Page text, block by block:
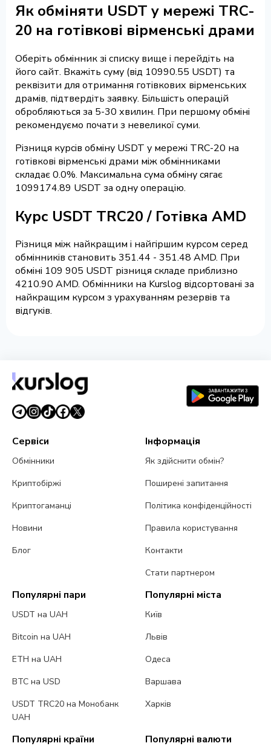
Як обміняти USDT у мережі TRC-
20 на готівкові вірменські драми
Оберіть обмінник зі списку вище і перейдіть на
його сайт. Вкажіть суму (від 10990.55 USDT) та
реквізити для отримання готівкових вірменських
драмів, підтвердіть заявку. Більшість операцій
обробляються за 5-30 хвилин. При першому обміні
рекомендуємо почати з невеликої суми.
Різниця курсів обміну USDT у мережі TRC-20 на
готівкові вірменські драми між обмінниками
складає 0.0%. Максимальна сума обміну сягає
1099174.89 USDT за одну операцію.
Курс USDT TRC20 / Готівка AMD
Різниця між найкращим і найгіршим курсом серед
обмінників становить 351.44 - 351.48 AMD. При
обміні 109 905 USDT різниця складе приблизно
4210.90 AMD. Обмінники на Kurslog відсортовані за
найкращим курсом з урахуванням резервів та
відгуків.
Сервіси
Обмінники
Криптобіржі
Криптогаманці
Новини
Блог
Інформація
Як здійснити обмін?
Поширені запитання
Політика конфіденційності
Правила користування
Контакти
Стати партнером
Популярні пари
USDT на UAH
Bitcoin на UAH
ETH на UAH
BTC на USD
USDT TRC20 на Монобанк
UAH
Популярні міста
Київ
Львів
Одеса
Варшава
Харків
Популярні країни Популярні валюти